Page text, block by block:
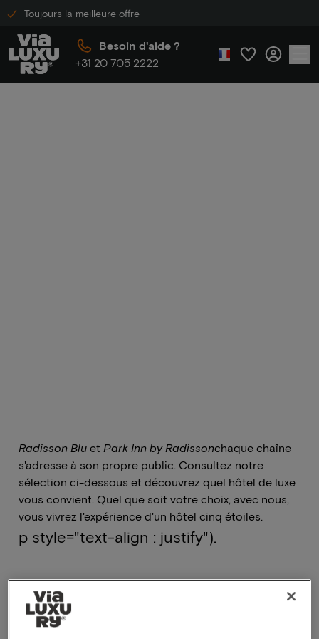
Toujours la meilleure offre
Besoin d'aide ?
+31 20 705 2222
Radisson Bluet Park Inn by Radissonchaque chaîne
s'adresse à son propre public. Consultez notre
sélection ci-dessous et découvrez quel hôtel de luxe
vous convient. Quel que soit votre choix, avec nous,
vous vivrez l'expérience d'un hôtel cinq étoiles.
p style="text-align : justify").
Consultez notre sélection de